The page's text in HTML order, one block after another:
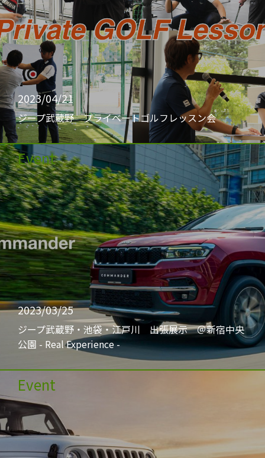
2023/04/21
ジープ武蔵野 プライベートゴルフレッスン会
Event
2023/03/25
ジープ武蔵野・池袋・江戸川 出張展示 ＠新宿中央
公園 - Real Experience -
Event